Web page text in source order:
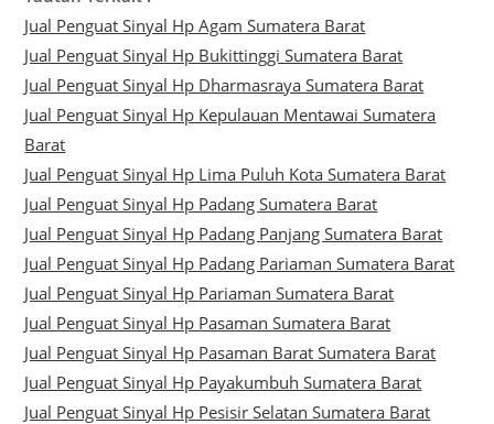
Jual Penguat Sinyal Hp Agam Sumatera Barat
Jual Penguat Sinyal Hp Bukittinggi Sumatera Barat
Jual Penguat Sinyal Hp Dharmasraya Sumatera Barat
Jual Penguat Sinyal Hp Kepulauan Mentawai Sumatera
Barat
Jual Penguat Sinyal Hp Lima Puluh Kota Sumatera Barat
Jual Penguat Sinyal Hp Padang Sumatera Barat
Jual Penguat Sinyal Hp Padang Panjang Sumatera Barat
Jual Penguat Sinyal Hp Padang Pariaman Sumatera Barat
Jual Penguat Sinyal Hp Pariaman Sumatera Barat
Jual Penguat Sinyal Hp Pasaman Sumatera Barat
Jual Penguat Sinyal Hp Pasaman Barat Sumatera Barat
Jual Penguat Sinyal Hp Payakumbuh Sumatera Barat
Jual Penguat Sinyal Hp Pesisir Selatan Sumatera Barat